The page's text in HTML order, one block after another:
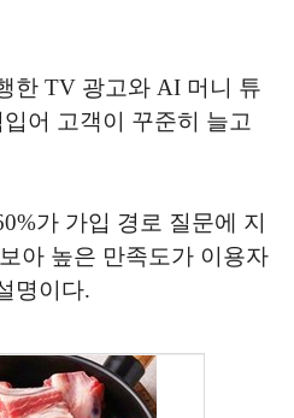
한 TV 광고와 AI 머니 튜
어 고객이 꾸준히 늘고
가 가입 경로 질문에 지
아 높은 만족도가 이용자
명이다.